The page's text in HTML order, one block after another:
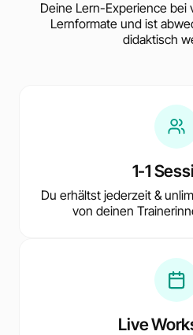
Deine Lern-Experience bei
Lernformate und ist
didaktisch
1-1
Du erhältst jederzeit &
von deinen
Live